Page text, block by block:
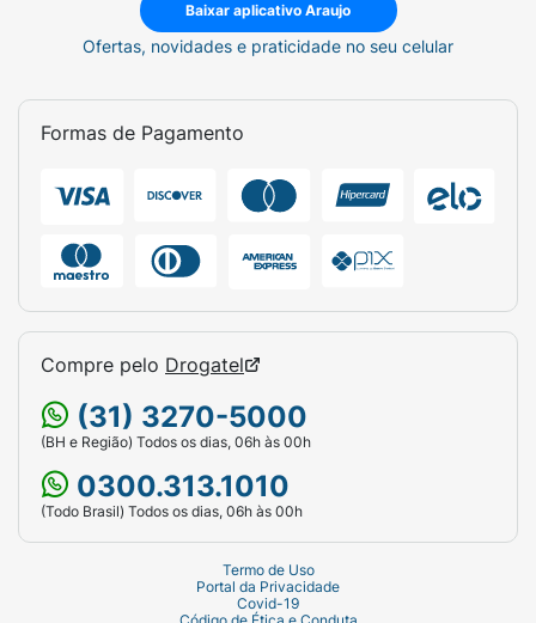
Baixar aplicativo Araujo
Ofertas, novidades e praticidade no seu celular
Formas de Pagamento
Compre pelo Drogatel
(31) 3270-5000
(BH e Região) Todos os dias, 06h às 00h
0300.313.1010
(Todo Brasil) Todos os dias, 06h às 00h
Termo de Uso
Portal da Privacidade
Covid-19